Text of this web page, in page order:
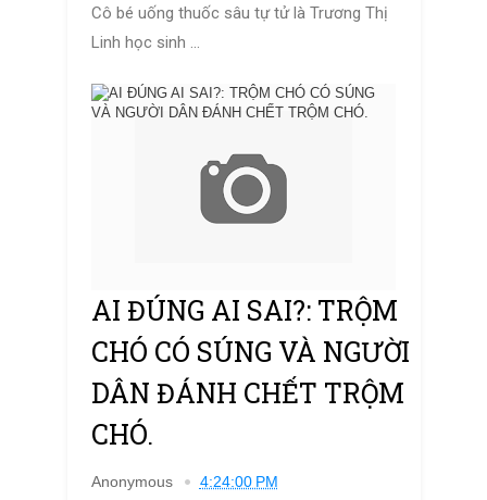
Cô bé uống thuốc sâu tự tử là Trương Thị
Linh học sinh ...
AI ĐÚNG AI SAI?: TRỘM
CHÓ CÓ SÚNG VÀ NGƯỜI
DÂN ĐÁNH CHẾT TRỘM
CHÓ.
Anonymous 4:24:00 PM